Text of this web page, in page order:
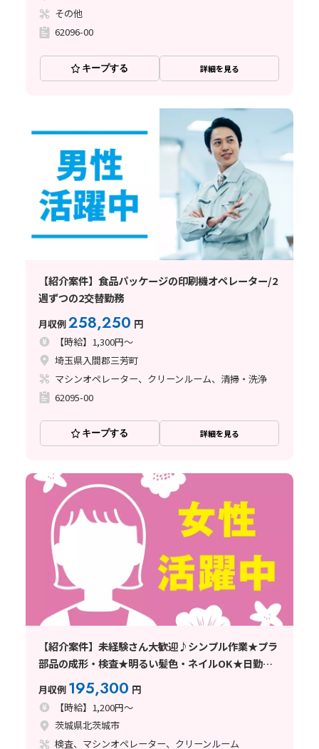
その他
62096-00
キープする 詳細を見る
【紹介案件】食品パッケージの印刷機オペレーター/2
週ずつの2交替勤務
月収例258,250 円
【時給】1,300円～
埼玉県入間郡三芳町
マシンオペレーター、クリーンルーム、清掃・洗浄
62095-00
キープする 詳細を見る
【紹介案件】未経験さん大歓迎♪シンプル作業★プラ
部品の成形・検査★明るい髪色・ネイルOK★日勤×
土日休み！
月収例 195,300 円
【時給】1,200円～
茨城県北茨城市
検査、マシンオペレーター、クリーンルーム